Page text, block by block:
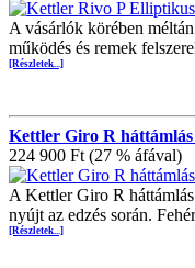
A vásárlók körében
működés és remek
[Részletek...]
Kettler Giro R
224 900 Ft (27 % áfával)
A Kettler Giro R
nyújt az edzés során.
[Részletek...]